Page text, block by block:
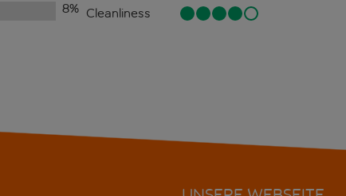
8% Cleanliness